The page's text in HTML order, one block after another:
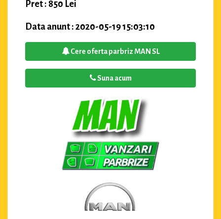
Pret : 850 Lei
Data anunt : 2020-05-19 15:03:10
Cere oferta parbriz MAN SL
Suna acum